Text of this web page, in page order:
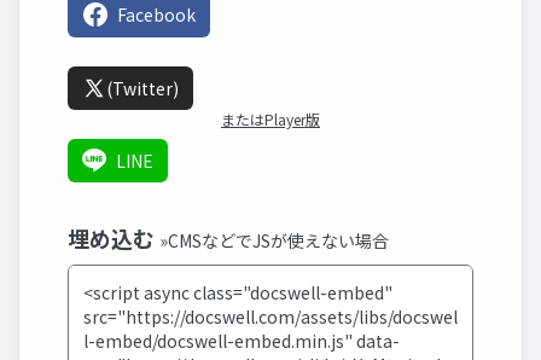
Facebook
(Twitter)
またはPlayer版
LINE
埋め込む »CMSなどでJSが使えない場合